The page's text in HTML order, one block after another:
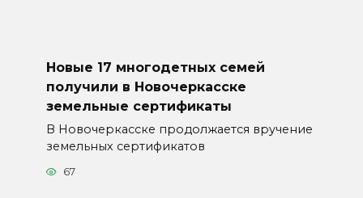
Новые 17 многодетных семей
получили в Новочеркасске
земельные сертификаты
В Новочеркасске продолжается вручение
земельных сертификатов
67